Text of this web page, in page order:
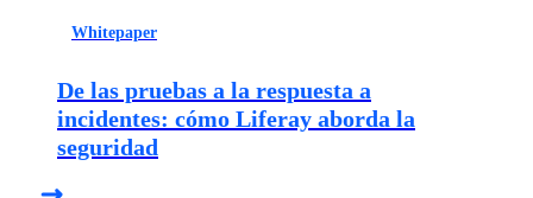
Whitepaper
De las pruebas a la respuesta a
incidentes: cómo Liferay aborda la
seguridad